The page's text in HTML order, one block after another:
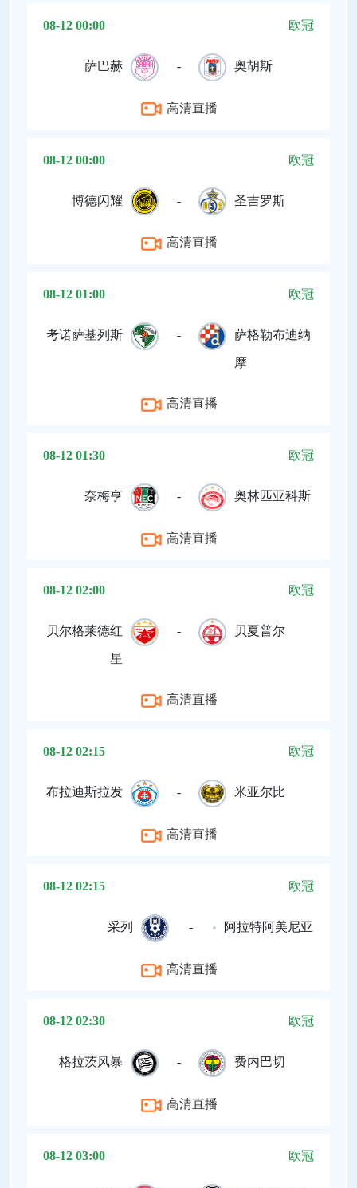
08-12 00:00 欧冠
萨巴赫 - 奥胡斯
高清直播
08-12 00:00 欧冠
博德闪耀 - 圣吉罗斯
高清直播
08-12 01:00 欧冠
考诺萨基列斯 - 萨格勒布迪纳
摩
高清直播
08-12 01:30 欧冠
奈梅亨 - 奥林匹亚科斯
高清直播
08-12 02:00 欧冠
贝尔格莱德红
星
- 贝夏普尔
高清直播
08-12 02:15 欧冠
布拉迪斯拉发 - 米亚尔比
高清直播
08-12 02:15 欧冠
采列 - 阿拉特阿美尼亚
高清直播
08-12 02:30 欧冠
格拉茨风暴 - 费内巴切
高清直播
08-12 03:00 欧冠